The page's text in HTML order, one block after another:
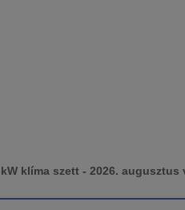
klíma szett - 2026. augusztus